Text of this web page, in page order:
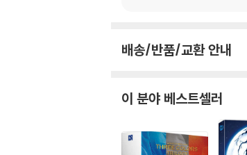
배송/반품/교환 안내
이 분야 베스트셀러